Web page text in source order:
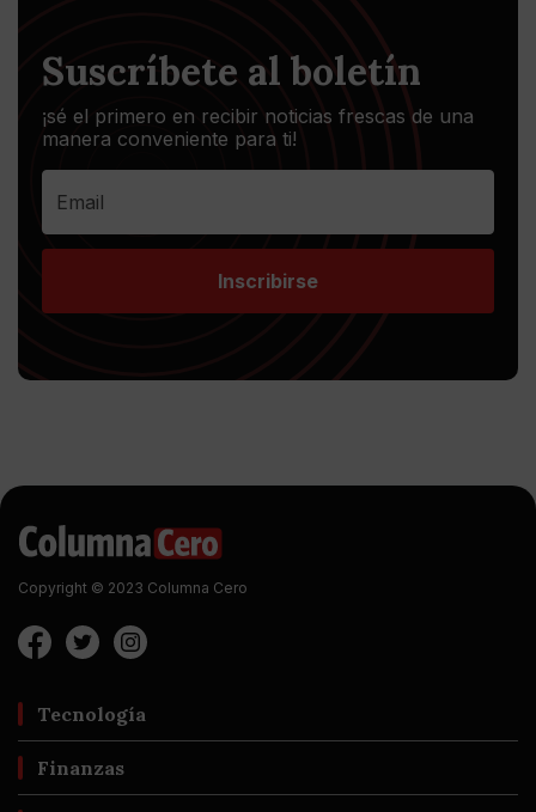
Suscríbete al boletín
¡sé el primero en recibir noticias frescas de una
manera conveniente para ti!
Inscribirse
Copyright © 2023 Columna Cero
Tecnología
Finanzas